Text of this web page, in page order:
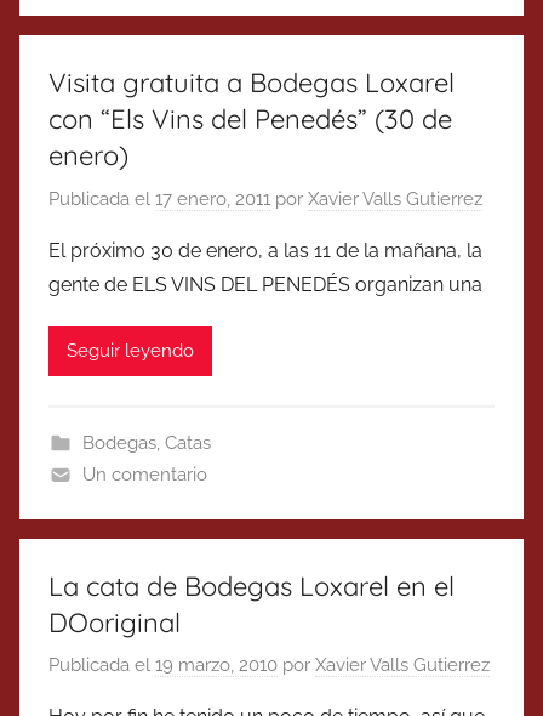
Visita gratuita a Bodegas Loxarel
con “Els Vins del Penedés” (30 de
enero)
Publicada el 17 enero, 2011 por Xavier Valls Gutierrez
El próximo 30 de enero, a las 11 de la mañana, la
gente de ELS VINS DEL PENEDÉS organizan una
Seguir leyendo
Bodegas, Catas
Un comentario
La cata de Bodegas Loxarel en el
DOoriginal
Publicada el 19 marzo, 2010 por Xavier Valls Gutierrez